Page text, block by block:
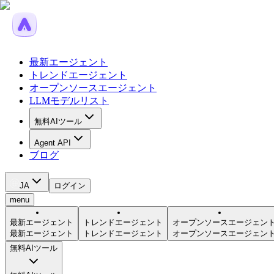
最新エージェント
トレンドエージェント
オープンソースエージェント
LLMモデルリスト
無料AIツール
Agent API
ブログ
JA
ログイン
menu
最新エージェント
最新エージェント
トレンドエージェント
トレンドエージェント
オープンソースエージェント
オープンソースエージェント
無料AIツール